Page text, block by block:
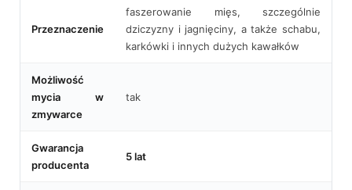
Przeznaczenie
faszerowanie mięs, szczególnie
dziczyzny i jagnięciny, a także schabu,
karkówki i innych dużych kawałków
Możliwość
mycia w
zmywarce
tak
Gwarancja
producenta
5 lat